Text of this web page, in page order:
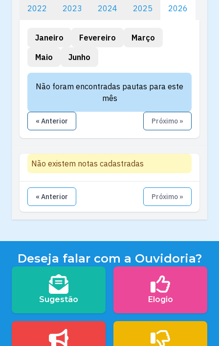
2022 2023 2024 2025 2026
Janeiro Fevereiro
Março
Maio
Junho
Não foram encontradas pautas para este
mês
« Anterior Próximo »
Não existem notas cadastradas
« Anterior Próximo »
Deseja falar com a Ouvidoria?
Sugestão Elogio